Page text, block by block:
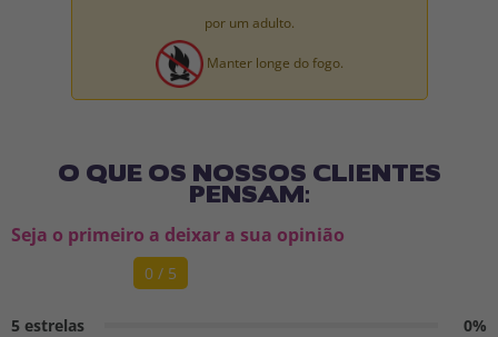
por um adulto.
Manter longe do fogo.
O QUE OS NOSSOS CLIENTES
PENSAM:
Seja o primeiro a deixar a sua opinião
0 / 5
5 estrelas
0%